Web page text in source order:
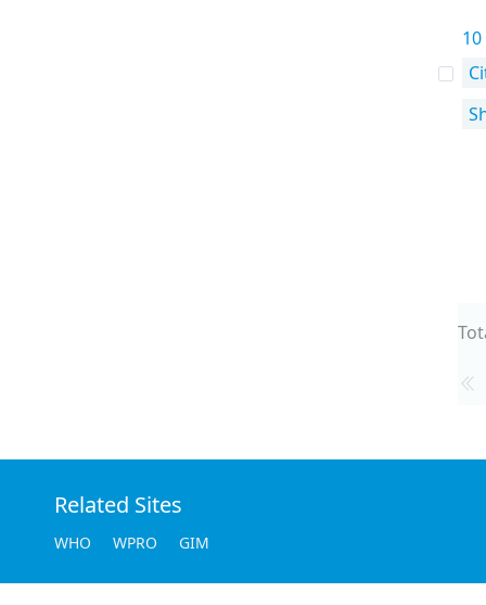
10
Related Sites
WHO WPRO GIM